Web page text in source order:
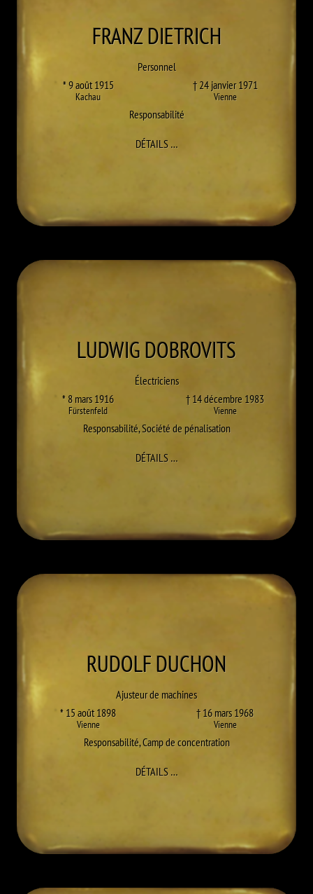
FRANZDIETRICH
Personnel
* 9 août 1915
Kachau
† 24 janvier 1971
Vienne
Responsabilité
DÉTAILS…À FRANZ DIETRICH
LUDWIGDOBROVITS
Électriciens
* 8 mars 1916
Fürstenfeld
† 14 décembre 1983
Vienne
Responsabilité,Société de pénalisation
DÉTAILS…À LUDWIG DOBROVITS
RUDOLFDUCHON
Ajusteur de machines
* 15 août 1898
Vienne
† 16 mars 1968
Vienne
Responsabilité,Camp de concentration
DÉTAILS…À RUDOLF DUCHON